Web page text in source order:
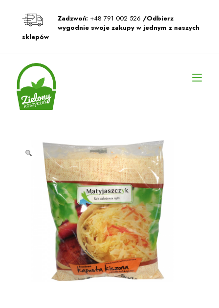
Zadzwoń: +48 791 002 526 /Odbierz
wygodnie swoje zakupy w jednym z naszych
sklepów